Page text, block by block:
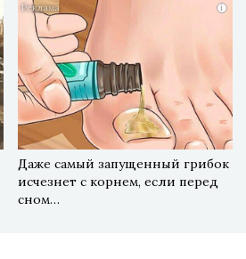
i
Даже самый запущенный грибок
исчезнет с корнем, если перед
сном…